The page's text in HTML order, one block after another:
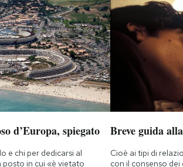
d’Europa, spiegato
e chi per dedicarsi al
in cui «è vietato
Breve guida
Cioè ai tipi di
con il consenso